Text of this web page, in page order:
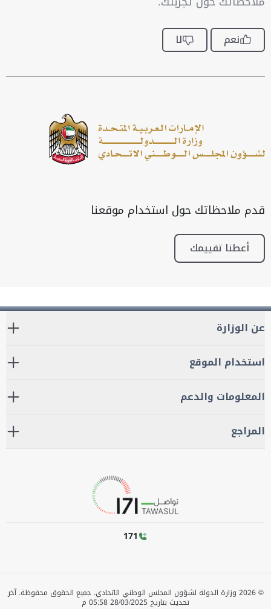
نعم لا
قدم ملاحظاتك حول استخدام موقعنا
أعطنا تقييمك
عن الوزارة
استخدام الموقع
المعلومات والدعم
المراجع
171
©
2026 وزارة الدولة لشؤون المجلس الوطني الاتحادي. جميع الحقوق محفوظة.آخر
تحديث بتاريخ 28/03/2025 05:58 م